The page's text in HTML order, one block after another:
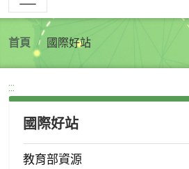
首頁 國際好站
:::
國際好站
教育部資源